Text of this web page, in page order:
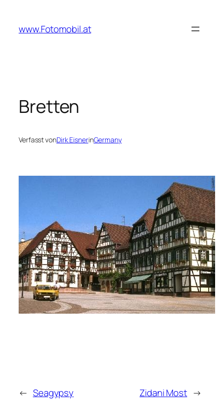
springen
www.Fotomobil.at
Bretten
Verfasst vonDirk EisnerinGermany
← Seagypsy Zidani Most →